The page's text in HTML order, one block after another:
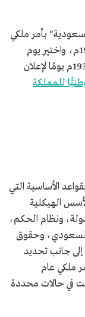
بأمر ملكي
صدر في 17 جمادى الأولى 1351هـ/19 سبتمبر 1932م، واختير يوم
الخميس 21 جمادى الأولى 1351هـ/23 سبتمبر 1932م يومًا لإعلان
للمملكة
الأساسية التي
83 مادة تحدد الأسس الهيكلية
ونظام الحكم،
السعودي، وحقوق
إلى جانب تحديد
ملكي عام
موقت في حالات محددة